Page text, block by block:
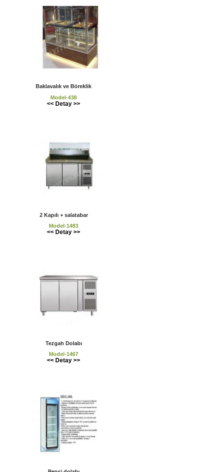
Baklavalık ve Böreklik
Model-438
<< Detay >>
2 Kapılı + salatabar
Model-1483
<< Detay >>
Tezgah Dolabı
Model-1467
<< Detay >>